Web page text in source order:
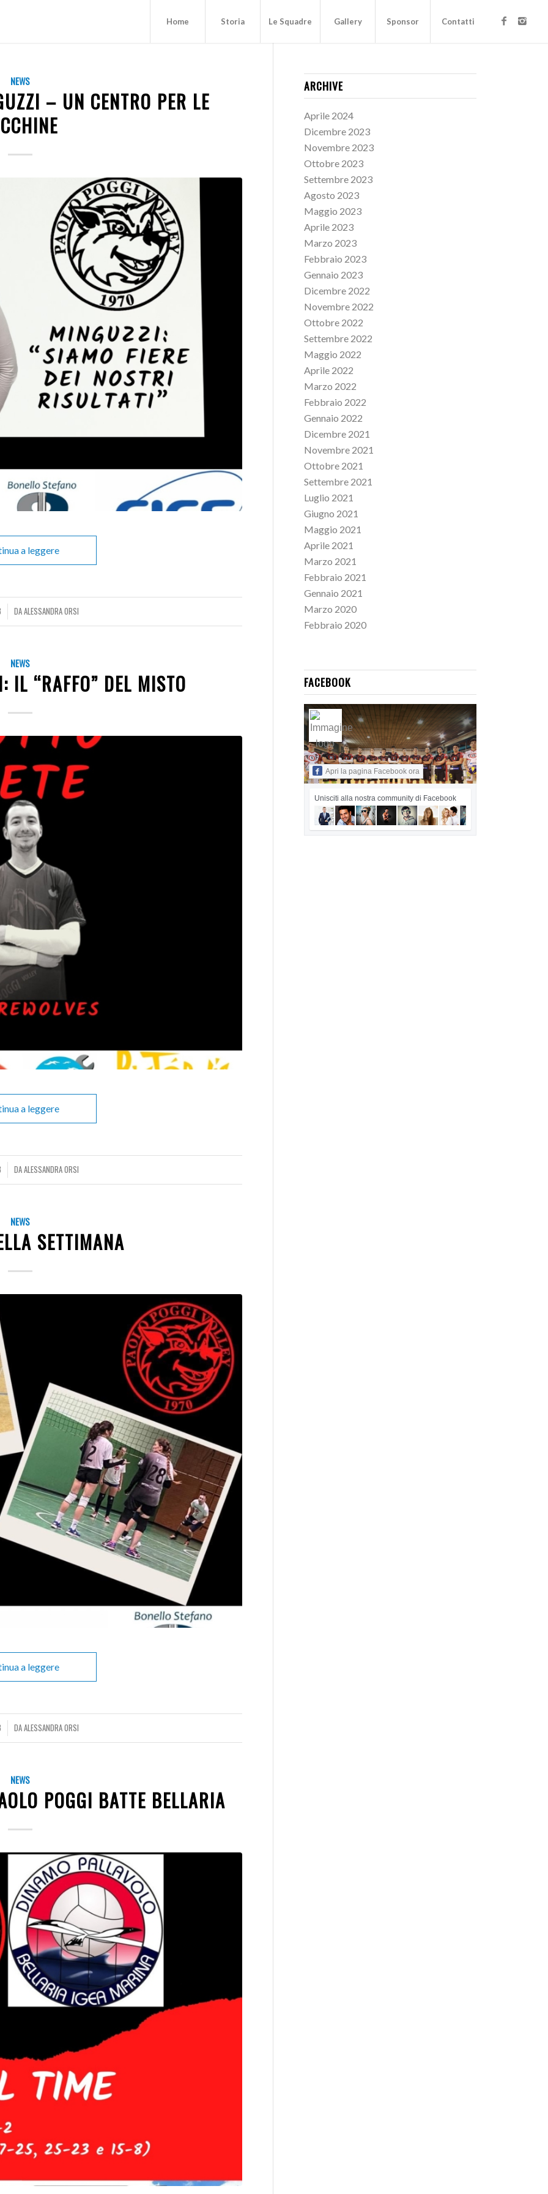
Home Storia Le Squadre Gallery Sponsor Contatti
NEWS
– UN CENTRO PER LE
a leggere
DAALESSANDRA ORSI
NEWS
IL “RAFFO” DEL MISTO
a leggere
DAALESSANDRA ORSI
NEWS
SETTIMANA
a leggere
DAALESSANDRA ORSI
NEWS
POGGI BATTE BELLARIA
ARCHIVE
Aprile 2024
Dicembre 2023
Novembre 2023
Ottobre 2023
Settembre 2023
Agosto 2023
Maggio 2023
Aprile 2023
Marzo 2023
Febbraio 2023
Gennaio 2023
Dicembre 2022
Novembre 2022
Ottobre 2022
Settembre 2022
Maggio 2022
Aprile 2022
Marzo 2022
Febbraio 2022
Gennaio 2022
Dicembre 2021
Novembre 2021
Ottobre 2021
Settembre 2021
Luglio 2021
Giugno 2021
Maggio 2021
Aprile 2021
Marzo 2021
Febbraio 2021
Gennaio 2021
Marzo 2020
Febbraio 2020
FACEBOOK
Apri la pagina Facebook ora
Unisciti alla nostra community di Facebook